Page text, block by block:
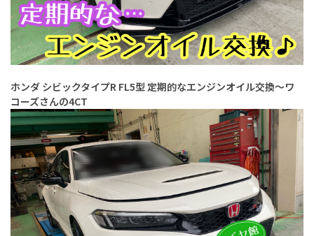
ホンダ シビックタイプR FL5型 定期的なエンジンオイル交換〜ワ
コーズさんの4CT